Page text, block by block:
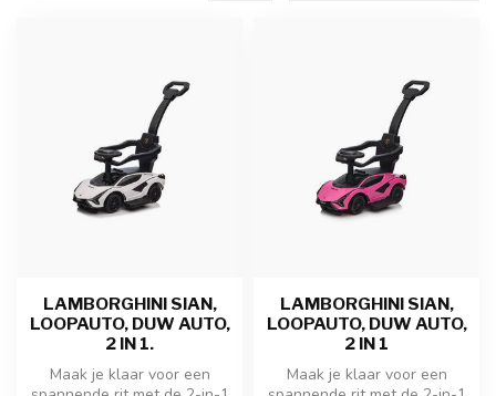
LAMBORGHINI SIAN,
LOOPAUTO, DUW AUTO,
2 IN 1.
Maak je klaar voor een
LAMBORGHINI SIAN,
LOOPAUTO, DUW AUTO,
2 IN 1
Maak je klaar voor een